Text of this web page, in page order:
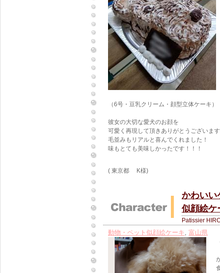
（6号・豆乳クリーム・顔型立体ケーキ）
彼女の大切な愛犬のお顔を
可愛く再現して頂きありがとうございま
毛並みもリアルと喜んでくれました！
味もとても美味しかったです！！！
( 東京都 K様)
かわいい
似顔絵ケ
Patissier
動物・ペット似顔絵ケーキ, 富山県